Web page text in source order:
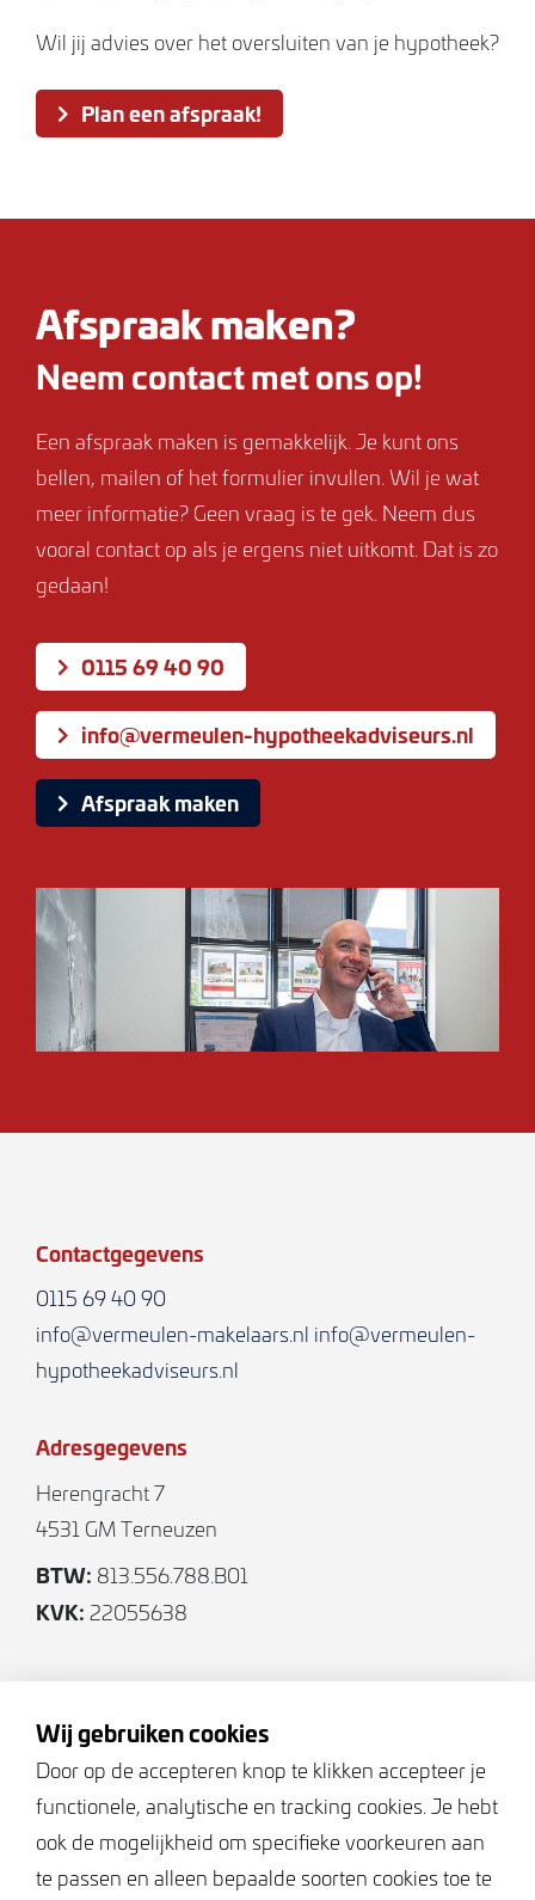
Wil jij advies over het oversluiten van je hypotheek?
Plan een afspraak!
Afspraak maken?
Neem contact met ons op!
Een afspraak maken is gemakkelijk. Je kunt ons
bellen, mailen of het formulier invullen. Wil je wat
meer informatie? Geen vraag is te gek. Neem dus
vooral contact op als je ergens niet uitkomt. Dat is zo
gedaan!
0115 69 40 90
info@vermeulen-hypotheekadviseurs.nl
Afspraak maken
Contactgegevens
0115 69 40 90
info@vermeulen-makelaars.nl info@vermeulen-
hypotheekadviseurs.nl
Adresgegevens
Herengracht 7
4531 GM Terneuzen
BTW: 813.556.788.B01
KVK: 22055638
Keurmerken
Wij gebruiken cookies
Door op de accepteren knop te klikken accepteer je
functionele, analytische en tracking cookies. Je hebt
ook de mogelijkheid om specifieke voorkeuren aan
te passen en alleen bepaalde soorten cookies toe te